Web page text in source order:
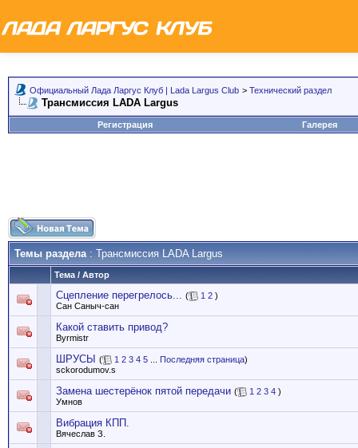
Официальный Лада Ларгус Клуб | Lada Largus Club > Технический раздел
Трансмиссия LADA Largus
Регистрация Галерея
Темы раздела: Трансмиссия LADA Largus
Тема / Автор
Сцепление перегрелось... ( 1 2 )
Сан Саныч-сан
Какой ставить привод?
Byrmistr
ШРУСЫ ( 1 2 3 4 5 Последняя страница)
sckorodumov.s
Замена шестерёнок пятой передачи ( 1 2 3 4 )
Умнов
Вибрация КПП.
Вячеслав З.